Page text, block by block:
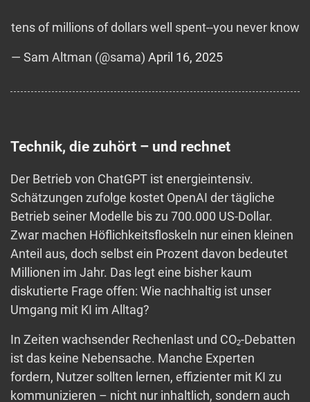
tens of millions of dollars well spent--you never know
— Sam Altman (@sama) April 16, 2025
Technik, die zuhört – und rechnet
Der Betrieb von ChatGPT ist energieintensiv.
Schätzungen zufolge kostet OpenAI der tägliche
Betrieb seiner Modelle bis zu 700.000 US-Dollar.
Zwar machen Höflichkeitsfloskeln nur einen kleinen
Anteil aus, doch selbst ein Prozent davon bedeutet
Millionen im Jahr. Das legt eine bisher kaum
diskutierte Frage offen: Wie nachhaltig ist unser
Umgang mit KI im Alltag?
In Zeiten wachsender Rechenlast und CO₂-Debatten
ist das keine Nebensache. Manche Experten
fordern, Nutzer sollten lernen, effizienter mit KI zu
kommunizieren – nicht nur inhaltlich, sondern auch